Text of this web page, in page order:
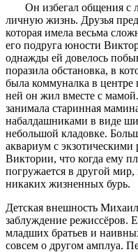
Он избегал общения с
личную жизнь. Друзья
которая имела весьма
его подруга юности
однажды ей довелось
поразила обстановка, в
была коммуналка в
ней он жил вместе с
занимала старинная
набалдашниками в виде
небольшой кладовке.
аквариум с
Виктории, что когда ему
погружается в другой
никаких жизненных бурь.
Детская внешность
заблуждение режиссёров.
младших братьев и
совсем о другом амплуа.